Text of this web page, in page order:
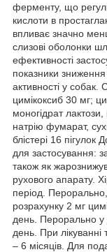
ферменту, що
кислоти в
впливає значно
слизові оболонки
ефективності
показники
активності у собак.
цимікоксиб 30 мг;
моногідрат
натрію фумарат,
блістері 16 пігулок
для застосування:
також як
рухового апарату.
період.
розрахунку 2 мг
день. Перорально у
день. При лікуванні
– 6 місяців. Для